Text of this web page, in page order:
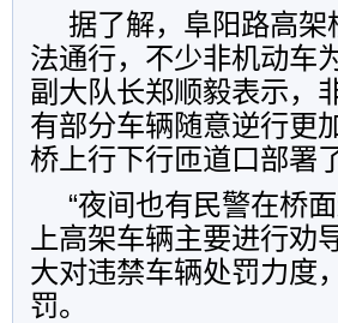
据了解，阜阳路高
法通行，不少非机动车
副大队长郑顺毅表示，
有部分车辆随意逆行更
桥上行下行匝道口部署
“夜间也有民警在桥
上高架车辆主要进行
大对违禁车辆处罚力度
罚。